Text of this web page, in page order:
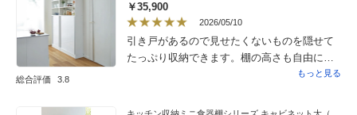
総合評価 3.8
￥35,900
2026/05/10
引き戸があるので見せたくないものを隠せて
たっぷり収納できます。棚の高さも自由に変
えられるので便利です。組み立てが大変なイ
ビス利用しました。結果的に利用して良かっ
もっと見る